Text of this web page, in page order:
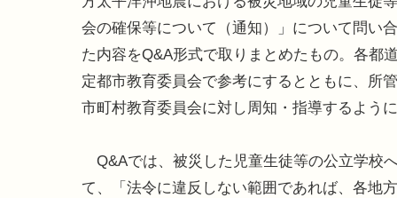
会の確保等について（通知）」について問い
た内容をQ&A形式で取りまとめたもの。各都
定都市教育委員会で参考にするとともに、所
市町村教育委員会に対し周知・指導するよう
Q&Aでは、被災した児童生徒等の公立学校
て、「法令に違反しない範囲であれば、各地